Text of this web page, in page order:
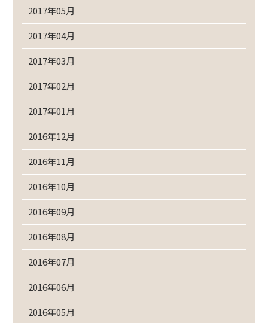
2017年05月
2017年04月
2017年03月
2017年02月
2017年01月
2016年12月
2016年11月
2016年10月
2016年09月
2016年08月
2016年07月
2016年06月
2016年05月